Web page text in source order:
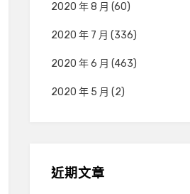
2020 年 8 月 (60)
2020 年 7 月 (336)
2020 年 6 月 (463)
2020 年 5 月 (2)
近期文章